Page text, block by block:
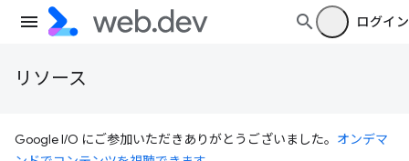
ログイン
リソース
Google I/O にご参加いただきありがとうございました。 オンデマ